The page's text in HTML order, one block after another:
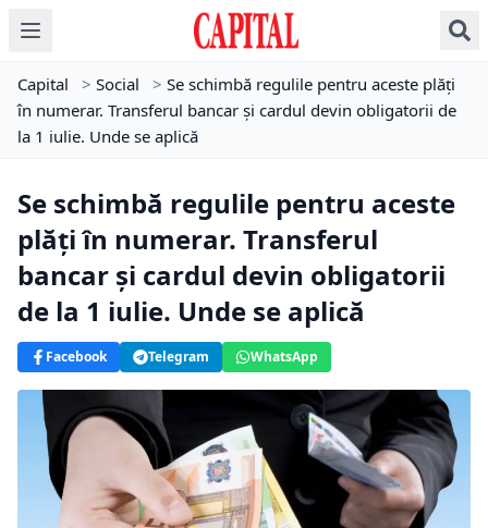
Capital > Social > Se schimbă regulile pentru aceste plăți
în numerar. Transferul bancar și cardul devin obligatorii de
la 1 iulie. Unde se aplică
Se schimbă regulile pentru aceste
plăți în numerar. Transferul
bancar și cardul devin obligatorii
de la 1 iulie. Unde se aplică
Facebook Telegram WhatsApp